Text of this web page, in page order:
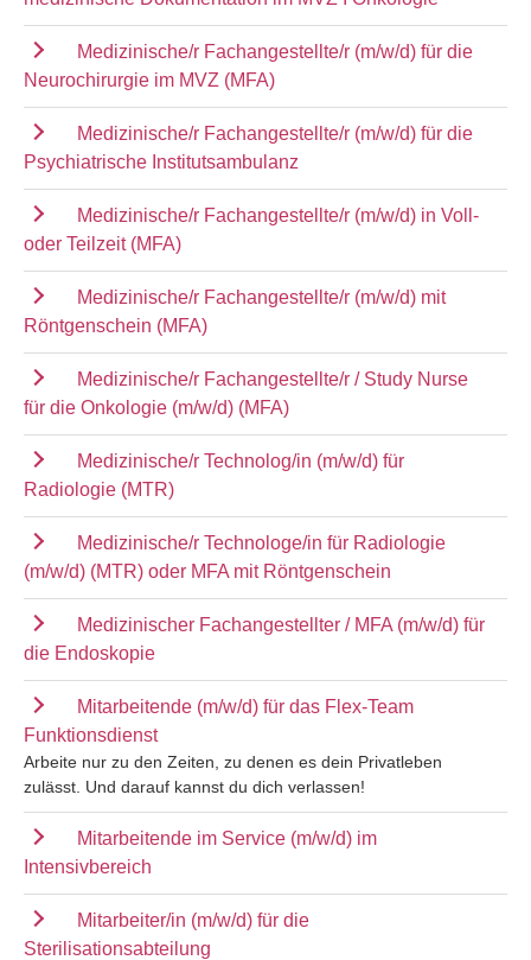
Medizinische/r Fachangestellte/r (m/w/d) für die
Neurochirurgie im MVZ (MFA)
Medizinische/r Fachangestellte/r (m/w/d) für die
Psychiatrische Institutsambulanz
Medizinische/r Fachangestellte/r (m/w/d) in Voll-
oder Teilzeit (MFA)
Medizinische/r Fachangestellte/r (m/w/d) mit
Röntgenschein (MFA)
Medizinische/r Fachangestellte/r / Study Nurse
für die Onkologie (m/w/d) (MFA)
Medizinische/r Technolog/in (m/w/d) für
Radiologie (MTR)
Medizinische/r Technologe/in für Radiologie
(m/w/d) (MTR) oder MFA mit Röntgenschein
Medizinischer Fachangestellter / MFA (m/w/d) für
die Endoskopie
Mitarbeitende (m/w/d) für das Flex-Team
Funktionsdienst
Arbeite nur zu den Zeiten, zu denen es dein Privatleben
zulässt. Und darauf kannst du dich verlassen!
Mitarbeitende im Service (m/w/d) im
Intensivbereich
Mitarbeiter/in (m/w/d) für die
Sterilisationsabteilung